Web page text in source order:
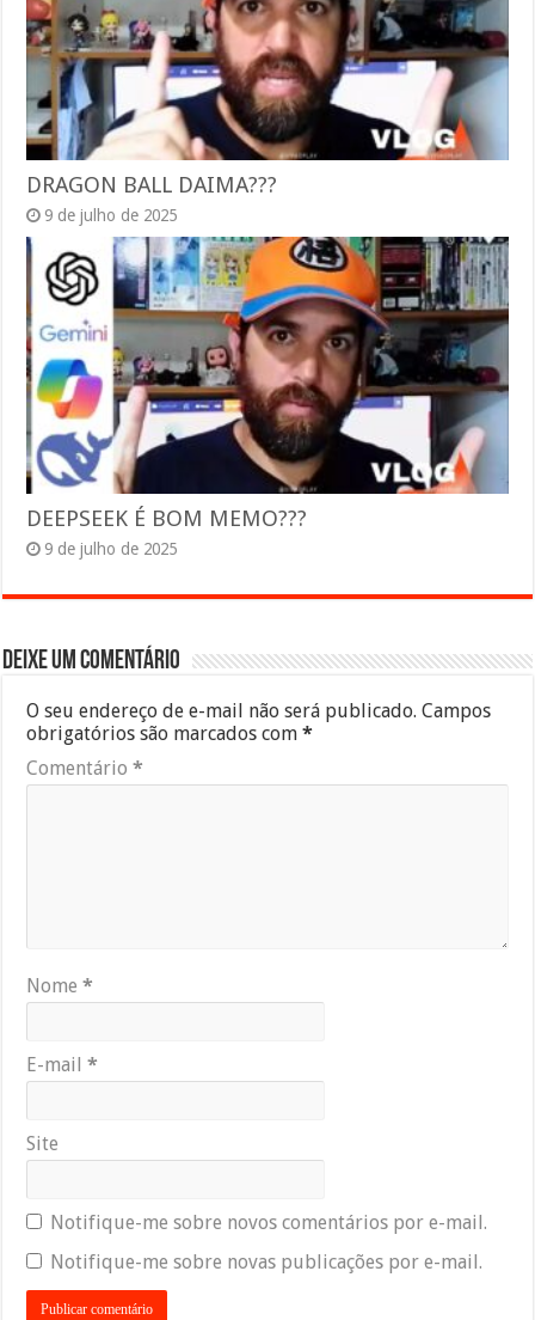
DRAGON BALL DAIMA???
9 de julho de 2025
DEEPSEEK É BOM MEMO???
9 de julho de 2025
Deixe um comentário
O seu endereço de e-mail não será publicado. Campos
obrigatórios são marcados com*
Comentário*
Nome*
E-mail*
Site
Notifique-me sobre novos comentários por e-mail.
Notifique-me sobre novas publicações por e-mail.